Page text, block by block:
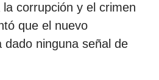
corrupción y el crimen
que el nuevo
dado ninguna señal de